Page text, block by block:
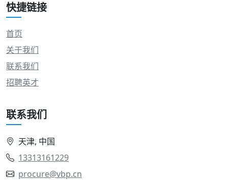
快捷链接
首页
关于我们
联系我们
招聘英才
联系我们
天津, 中国
13313161229
procure@vbp.cn